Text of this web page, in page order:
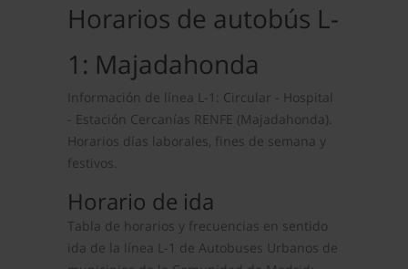
Horarios de autobús L-
1: Majadahonda
Información de línea L-1: Circular - Hospital
- Estación Cercanías RENFE (Majadahonda).
Horarios días laborales, fines de semana y
festivos.
Horario de ida
Tabla de horarios y frecuencias en sentido
ida de la línea L-1 de Autobuses Urbanos de